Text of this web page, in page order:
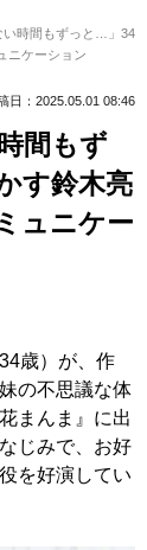
い時間もずっと…」34
ニケーション
日：2025.05.01 08:46
間もず
す鈴木亮
ュニケー
歳）が、作
の不思議な体
まんま』に出
じみで、お好
を好演してい